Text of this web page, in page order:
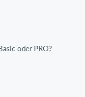
oder PRO?